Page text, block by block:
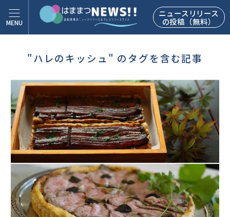
ニュースリリース
の投稿（無料）
"ハレのキッシュ" のタグを含む記事